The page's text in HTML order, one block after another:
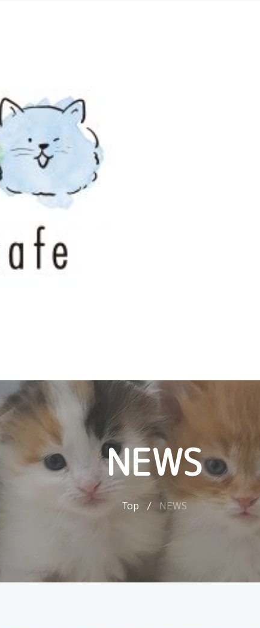
NEWS
Top / NEWS